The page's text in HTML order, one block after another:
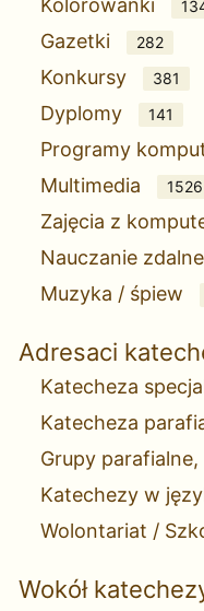
Kolorowanki
Gazetki 282
Konkursy 381
Dyplomy 141
Programy
Multimedia 1526
Zajęcia z
Nauczanie zdalne
Muzyka / śpiew
Adresaci
Katecheza
Katecheza
Grupy
Katechezy w
Wolontariat /
Wokół